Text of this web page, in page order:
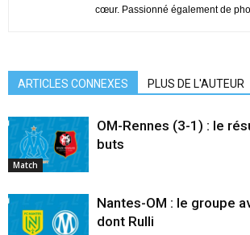
cœur. Passionné également de
ARTICLES CONNEXES PLUS DE L'AUTEUR
Match
OM-Rennes (3-1) : le
buts
Nantes-OM : le groupe
dont Rulli